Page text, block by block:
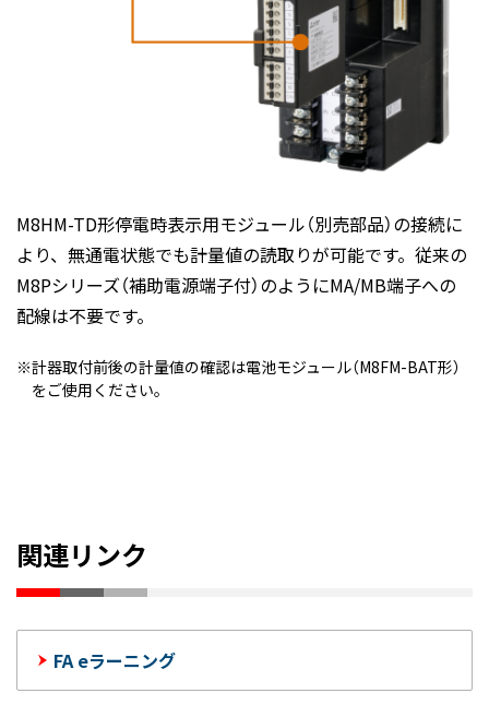
M8HM-TD形停電時表示用モジュール（別売部品）の接続に
より、無通電状態でも計量値の読取りが可能です。従来の
M8Pシリーズ（補助電源端子付）のようにMA/MB端子への
配線は不要です。
計器取付前後の計量値の確認は電池モジュール（M8FM-BAT形）
をご使用ください。
関連リンク
FA eラーニング